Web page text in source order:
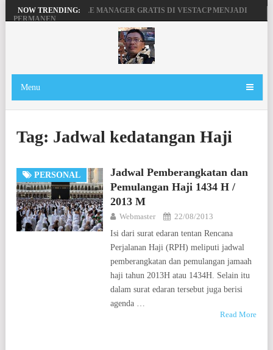
NOW TRENDING:
MENGAKTIFKAN FILE MANAGER GRATIS DI VESTACP MENJADI
PERMANEN
PENGERTIAN DOMAIN, SERVER DAN HOSTING
BEKERJA, BERMAIN DENGAN LAPTOP HP PAVILION X360
Menu
Tag: Jadwal kedatangan Haji
PERSONAL
Jadwal Pemberangkatan dan
Pemulangan Haji 1434 H /
2013 M
Webmaster
22/08/2013
Isi dari surat edaran tentan Rencana
Perjalanan Haji (RPH) meliputi jadwal
pemberangkatan dan pemulangan jamaah
haji tahun 2013H atau 1434H. Selain itu
dalam surat edaran tersebut juga berisi
agenda …
Read More